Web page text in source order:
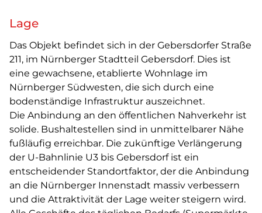
Lage
Das Objekt befindet sich in der Gebersdorfer Straße
211, im Nürnberger Stadtteil Gebersdorf. Dies ist
eine gewachsene, etablierte Wohnlage im
Nürnberger Südwesten, die sich durch eine
bodenständige Infrastruktur auszeichnet.
Die Anbindung an den öffentlichen Nahverkehr ist
solide. Bushaltestellen sind in unmittelbarer Nähe
fußläufig erreichbar. Die zukünftige Verlängerung
der U-Bahnlinie U3 bis Gebersdorf ist ein
entscheidender Standortfaktor, der die Anbindung
an die Nürnberger Innenstadt massiv verbessern
und die Attraktivität der Lage weiter steigern wird.